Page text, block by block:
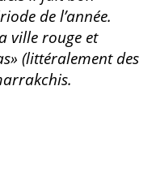
de l’année.
ville rouge et
(littéralement des